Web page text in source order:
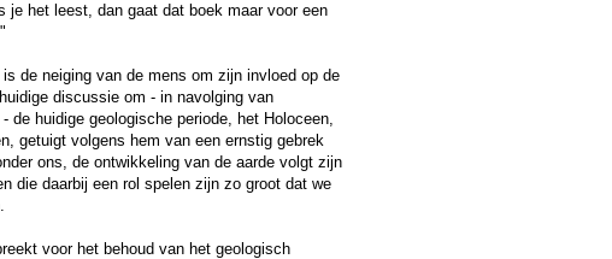
je het leest, dan gaat dat boek maar voor een
de neiging van de mens om zijn invloed op de
discussie om - in navolging van
de huidige geologische periode, het Holoceen,
getuigt volgens hem van een ernstig gebrek
ons, de ontwikkeling van de aarde volgt zijn
die daarbij een rol spelen zijn zo groot dat we
voor het behoud van het geologisch